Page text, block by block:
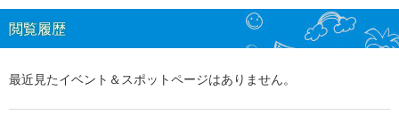
閲覧履歴
最近見たイベント＆スポットページはありません。